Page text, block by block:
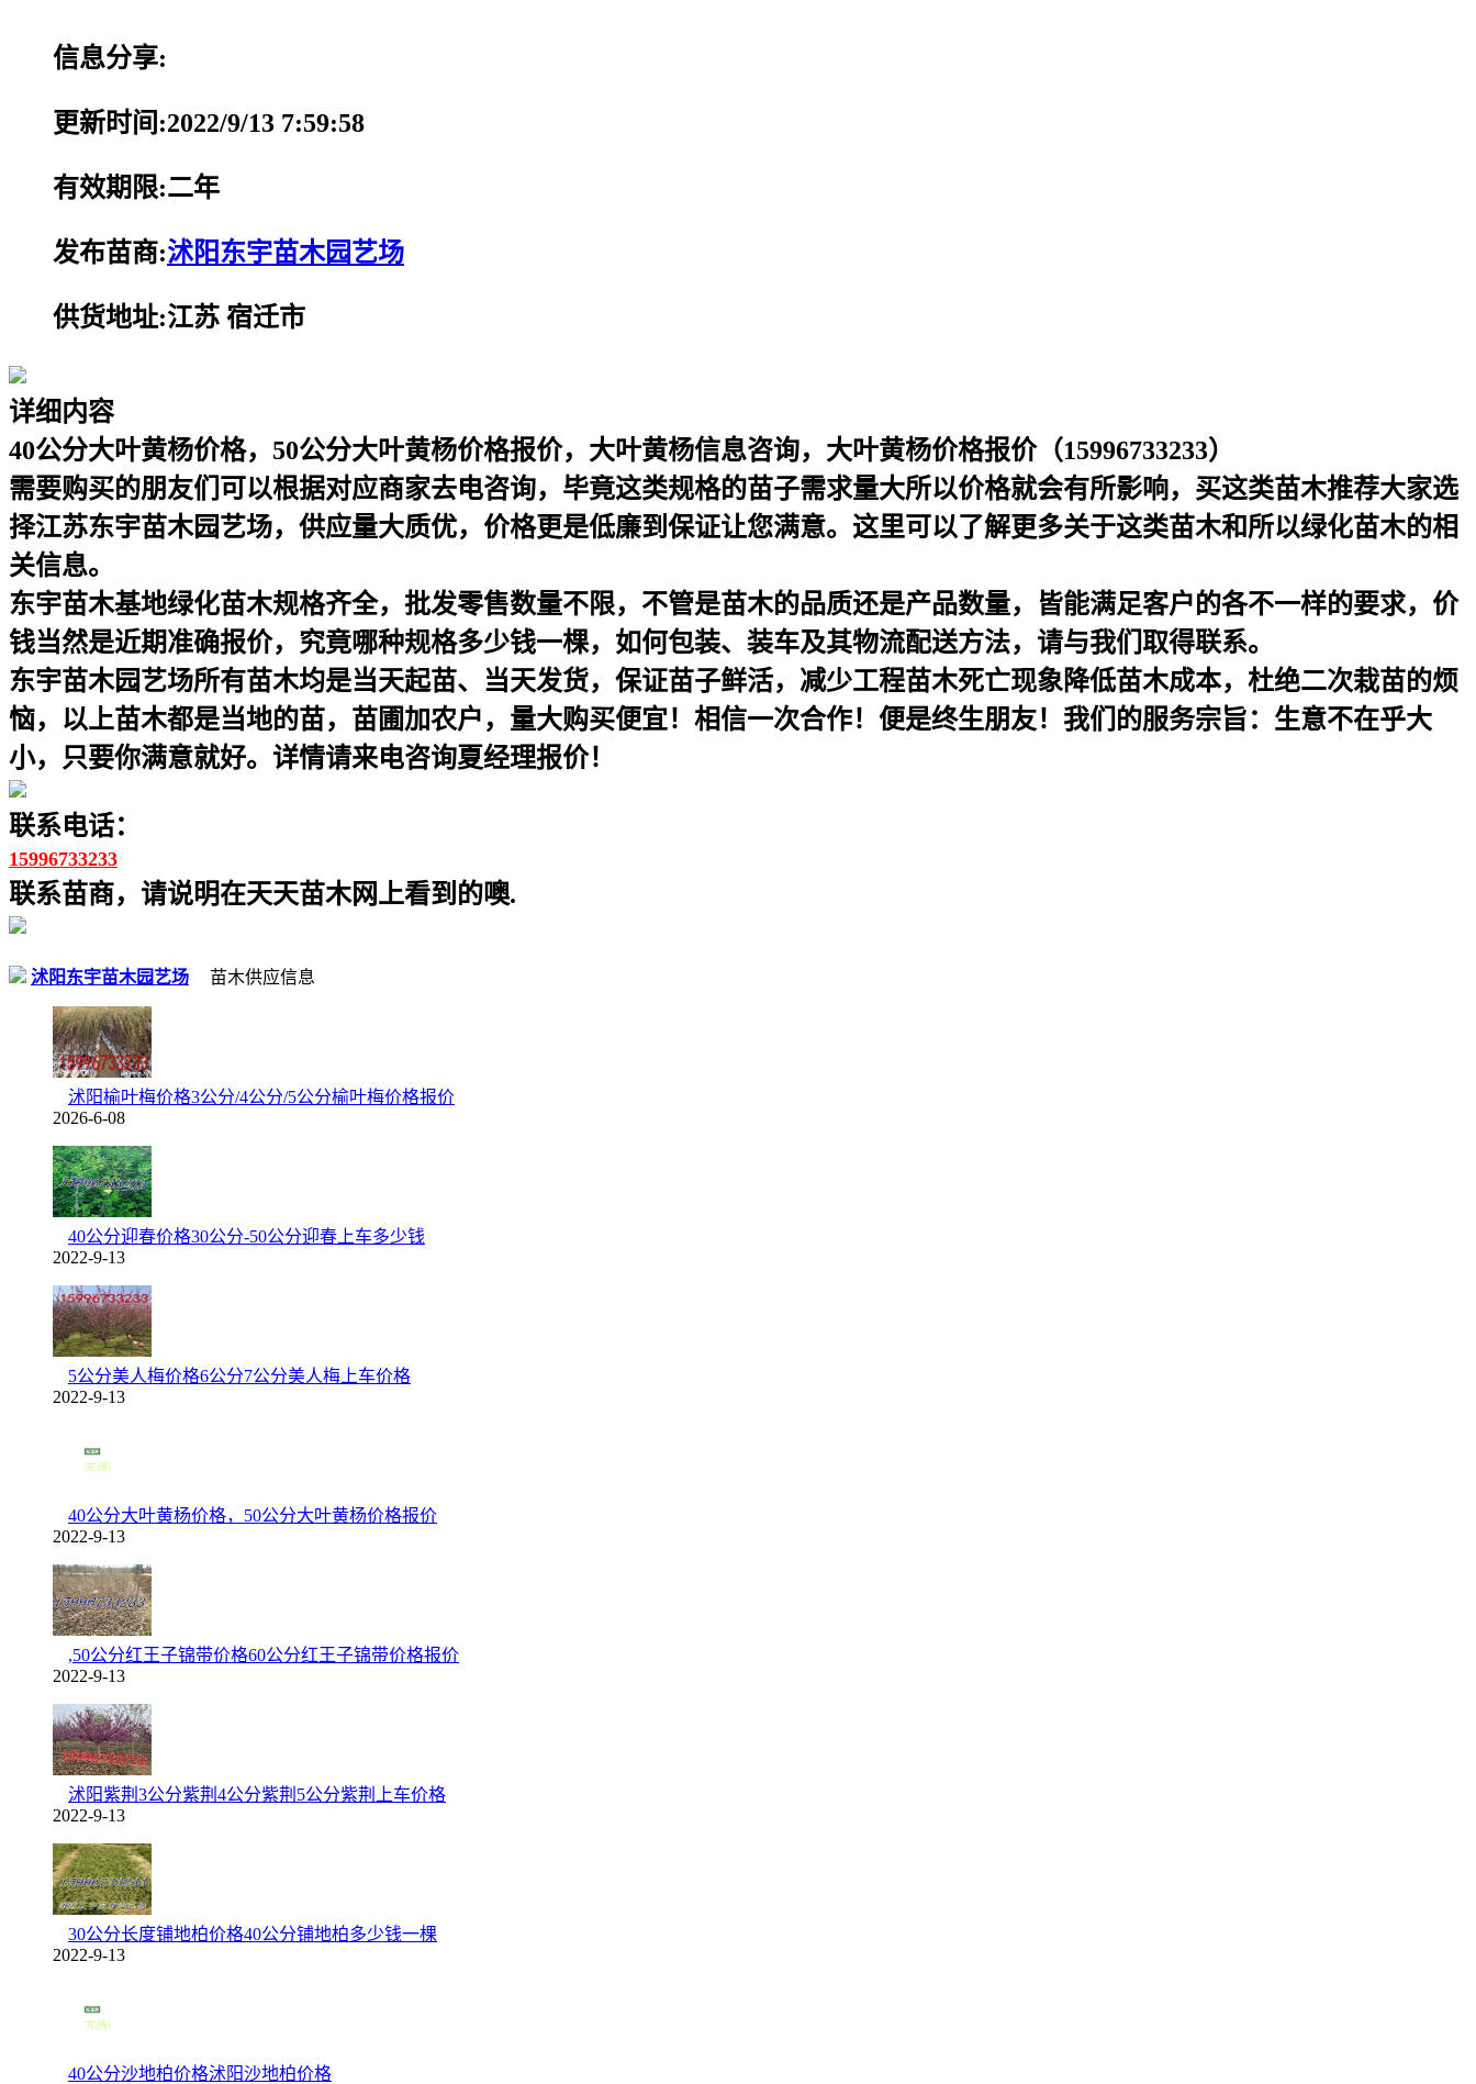
信息分享:
更新时间:2022/9/13 7:59:58
有效期限:二年
发布苗商:沭阳东宇苗木园艺场
供货地址:江苏 宿迁市
详细内容
40公分大叶黄杨价格，50公分大叶黄杨价格报价，大叶黄杨信息咨询，大叶黄杨价格报价（15996733233）
需要购买的朋友们可以根据对应商家去电咨询，毕竟这类规格的苗子需求量大所以价格就会有所影响，买这类苗木推荐大家选
择江苏东宇苗木园艺场，供应量大质优，价格更是低廉到保证让您满意。这里可以了解更多关于这类苗木和所以绿化苗木的相
关信息。
东宇苗木基地绿化苗木规格齐全，批发零售数量不限，不管是苗木的品质还是产品数量，皆能满足客户的各不一样的要求，价
钱当然是近期准确报价，究竟哪种规格多少钱一棵，如何包装、装车及其物流配送方法，请与我们取得联系。
东宇苗木园艺场所有苗木均是当天起苗、当天发货，保证苗子鲜活，减少工程苗木死亡现象降低苗木成本，杜绝二次栽苗的烦
恼，以上苗木都是当地的苗，苗圃加农户，量大购买便宜！相信一次合作！便是终生朋友！我们的服务宗旨：生意不在乎大
小，只要你满意就好。详情请来电咨询夏经理报价！
联系电话：
15996733233
联系苗商，请说明在天天苗木网上看到的噢.
沭阳东宇苗木园艺场 苗木供应信息
沭阳榆叶梅价格3公分/4公分/5公分榆叶梅价格报价
2026-6-08
40公分迎春价格30公分-50公分迎春上车多少钱
2022-9-13
5公分美人梅价格6公分7公分美人梅上车价格
2022-9-13
40公分大叶黄杨价格，50公分大叶黄杨价格报价
2022-9-13
,50公分红王子锦带价格60公分红王子锦带价格报价
2022-9-13
沭阳紫荆3公分紫荆4公分紫荆5公分紫荆上车价格
2022-9-13
30公分长度铺地柏价格40公分铺地柏多少钱一棵
2022-9-13
40公分沙地柏价格沭阳沙地柏价格